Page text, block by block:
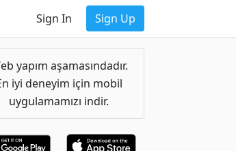
Sign In Sign Up
yapım aşamasındadır.
iyi deneyim için mobil
uygulamamızı indir.